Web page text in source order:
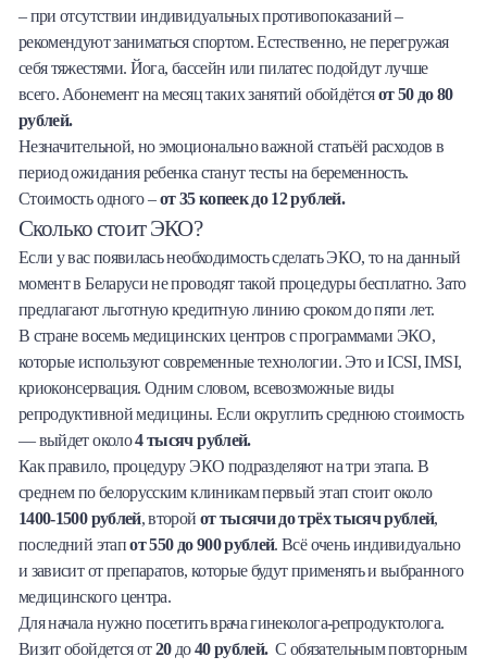
– при отсутствии индивидуальных противопоказаний –
рекомендуют заниматься спортом. Естественно, не перегружая
себя тяжестями. Йога, бассейн или пилатес подойдут лучше
всего. Абонемент на месяц таких занятий обойдётсяот 50 до 80
рублей.
Незначительной, но эмоционально важной статьёй расходов в
период ожидания ребенка станут тесты на беременность.
Стоимость одного –от 35 копеек до 12 рублей.
Сколько стоит ЭКО?
Если у вас появилась необходимость сделать ЭКО, то на данный
момент в Беларуси не проводят такой процедуры бесплатно. Зато
предлагают льготную кредитную линию сроком до пяти лет.
В стране восемь медицинских центров с программами ЭКО,
которые используют современные технологии. Это и ICSI, IMSI,
криоконсервация. Одним словом, всевозможные виды
репродуктивной медицины. Если округлить среднюю стоимость
— выйдет около4 тысяч рублей.
Как правило, процедуру ЭКО подразделяют на три этапа. В
среднем по белорусским клиникам первый этап стоит около
1400-1500 рублей, второй от тысячи до трёх тысяч рублей,
последний этапот 550 до 900 рублей. Всё очень индивидуально
и зависит от препаратов, которые будут применять и выбранного
медицинского центра.
Для начала нужно посетить врача гинеколога-репродуктолога.
Визит обойдется от20 до40 рублей.С обязательным повторным